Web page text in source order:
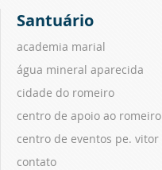
Santuário
academia marial
água mineral aparecida
cidade do romeiro
centro de apoio ao romeiro
centro de eventos pe. vitor
contato